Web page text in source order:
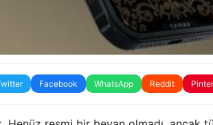
Facebook WhatsApp Reddit